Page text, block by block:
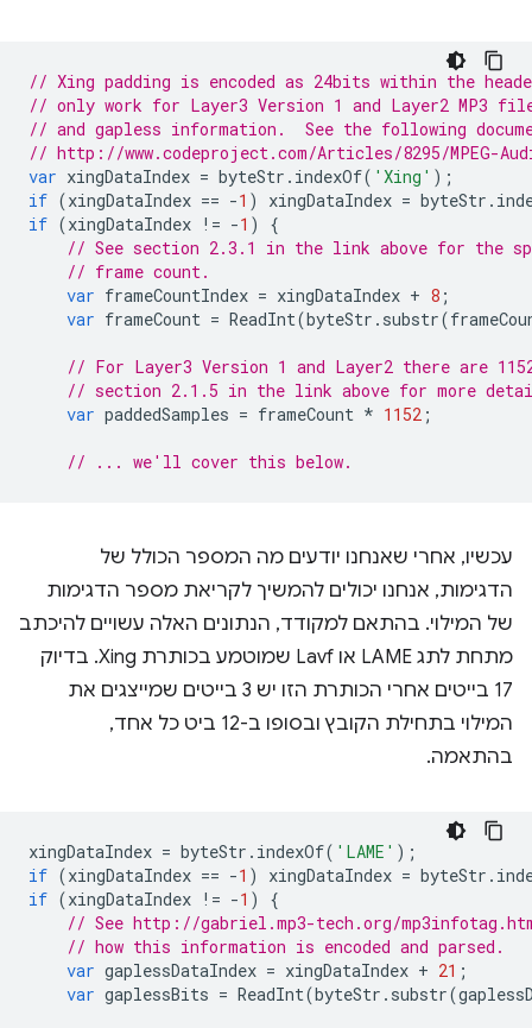
// Xing padding is encoded as 24bits within the
// only work for Layer3 Version 1 and Layer2 MP3
// and gapless information.  See the following
// http://www.codeproject.com/Articles/8295/MPEG-
var xingDataIndex = byteStr . indexOf( 'Xing' );
if (xingDataIndex == -1 ) xingDataIndex = byteStr .
if (xingDataIndex != -1 )
{
// See section 2.3.1 in the link above for the
// frame count.
var frameCountIndex = xingDataIndex + 8 ;
var frameCount = ReadInt(byteStr . substr(
// For Layer3 Version 1 and Layer2 there are
// section 2.1.5 in the link above for more
var paddedSamples = frameCount * 1152 ;
// ... we'll cover this below.
עכשיו, אחרי שאנחנו יודעים מה המספר הכולל של
הדגימות, אנחנו יכולים להמשיך לקריאת מספר הדגימות
של המילוי. בהתאם למקודד, הנתונים האלה עשויים להיכתב
מתחת לתג LAME או Lavf שמוטמע בכותרת Xing. בדיוק
17 בייטים אחרי הכותרת הזו יש 3 בייטים שמייצגים את
המילוי בתחילת הקובץ ובסופו ב-12 ביט כל אחד,
בהתאמה.
xingDataIndex = byteStr . indexOf( 'LAME' );
if (xingDataIndex == -1 ) xingDataIndex = byteStr .
if (xingDataIndex != -1 )
{
// See http://gabriel.mp3-tech.org/
// how this information is encoded and parsed.
var gaplessDataIndex = xingDataIndex + 21 ;
var gaplessBits = ReadInt(byteStr . substr(